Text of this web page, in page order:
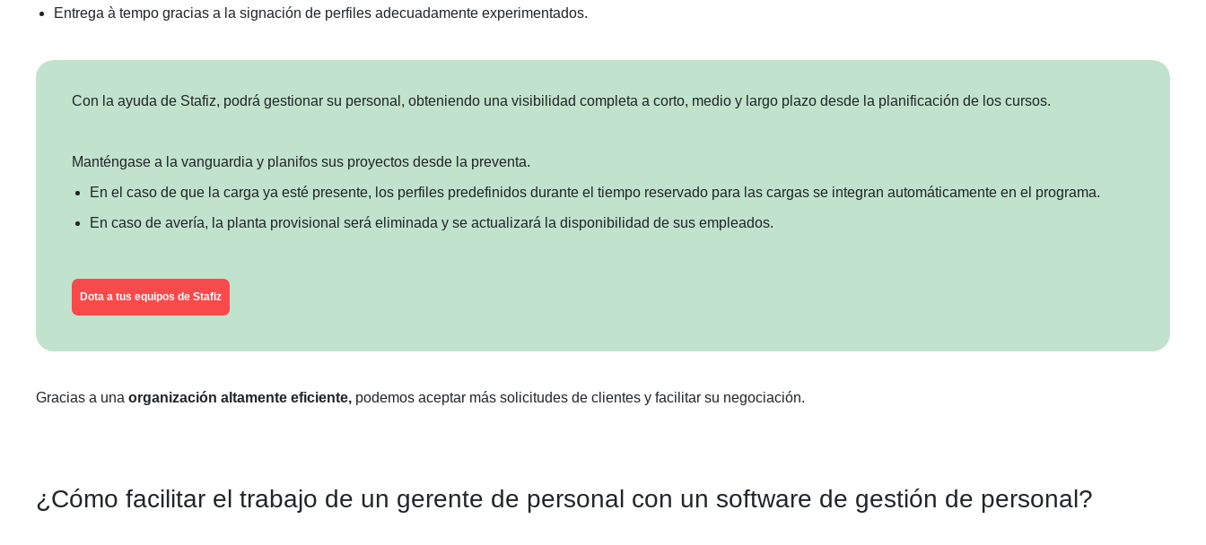
Entrega à tempo gracias a la signación de perfiles adecuadamente experimentados.
Con la ayuda de Stafiz, podrá gestionar su personal, obteniendo una visibilidad completa a corto, medio y largo plazo desde la planificación de los cursos.
Manténgase a la vanguardia y planifos sus proyectos desde la preventa.
En el caso de que la carga ya esté presente, los perfiles predefinidos durante el tiempo reservado para las cargas se integran automáticamente en el programa.
En caso de avería, la planta provisional será eliminada y se actualizará la disponibilidad de sus empleados.
Dota a tus equipos de Stafiz
Gracias a una organización altamente eficiente, podemos aceptar más solicitudes de clientes y facilitar su negociación.
¿Cómo facilitar el trabajo de un gerente de personal con un software de gestión de personal?